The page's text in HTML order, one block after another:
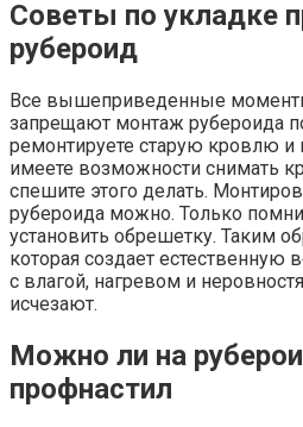
Советы по укладке
рубероид
Все вышеприведенные
запрещают монтаж рубероида
ремонтируете старую кровлю и
имеете возможности снимать
спешите этого делать.
рубероида можно. Только
установить обрешетку. Таким
которая создает
с влагой, нагревом и
исчезают.
Можно ли на
профнастил